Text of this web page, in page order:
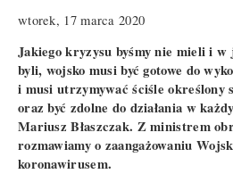
wtorek, 17 marca 2020
Jakiego kryzysu byśmy nie mieli i
byli, wojsko musi być gotowe do
i musi utrzymywać ściśle określony
oraz być zdolne do działania w
Mariusz Błaszczak. Z ministrem
rozmawiamy o zaangażowaniu
koronawirusem.